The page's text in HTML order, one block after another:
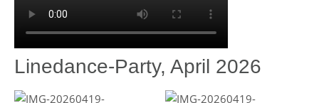
Linedance-Party, April 2026